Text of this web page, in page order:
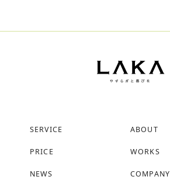
SERVICE ABOUT
PRICE WORKS
NEWS COMPANY